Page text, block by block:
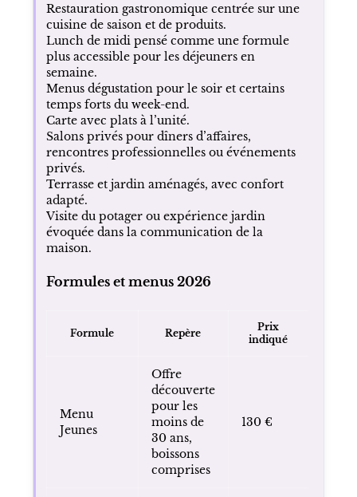
Restauration gastronomique centrée sur une
cuisine de saison et de produits.
Lunch de midi pensé comme une formule
plus accessible pour les déjeuners en
semaine.
Menus dégustation pour le soir et certains
temps forts du week-end.
Carte avec plats à l’unité.
Salons privés pour dîners d’affaires,
rencontres professionnelles ou événements
privés.
Terrasse et jardin aménagés, avec confort
adapté.
Visite du potager ou expérience jardin
évoquée dans la communication de la
maison.
Formules et menus 2026
Formule Repère
Prix
indiqué
Menu
Jeunes
Offre
découverte
pour les
moins de
30 ans,
boissons
comprises
130 €